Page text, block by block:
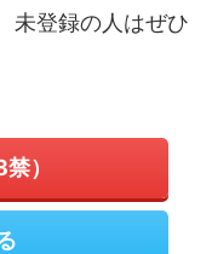
未登録の人はぜひ
）